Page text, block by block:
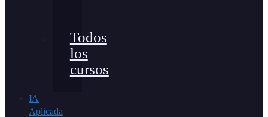
Todos
los
cursos
IA
Aplicada